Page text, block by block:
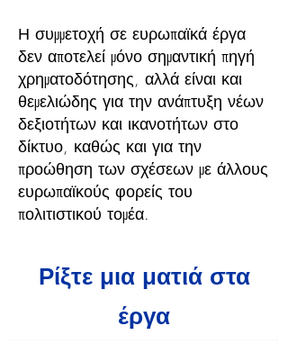
Η συμμετοχή σε ευρωπαϊκά έργα
δεν αποτελεί μόνο σημαντική πηγή
χρηματοδότησης, αλλά είναι και
θεμελιώδης για την ανάπτυξη νέων
δεξιοτήτων και ικανοτήτων στο
δίκτυο, καθώς και για την
προώθηση των σχέσεων με άλλους
ευρωπαϊκούς φορείς του
πολιτιστικού τομέα.
Ρίξτε μια ματιά στα
έργα